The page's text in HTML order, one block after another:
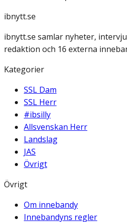
ibnytt.se
ibnytt.se samlar nyheter,
redaktion och 16 externa
Kategorier
SSL Dam
SSL Herr
#ibsilly
Allsvenskan Herr
Landslag
JAS
Övrigt
Övrigt
Om innebandy
Innebandyns regler